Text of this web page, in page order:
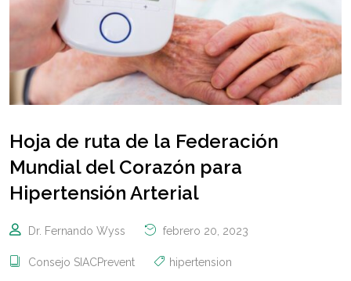
Hoja de ruta de la Federación
Mundial del Corazón para
Hipertensión Arterial
Dr. Fernando Wyss febrero 20, 2023
Consejo SIACPrevent hipertension